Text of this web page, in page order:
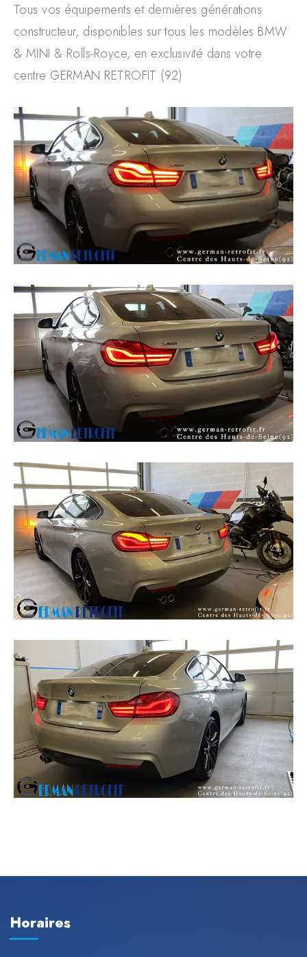
Tous vos équipements et dernières générations
constructeur, disponibles sur tous les modèles BMW
& MINI & Rolls-Royce, en exclusivité dans votre
centre GERMAN RETROFIT (92)
Horaires